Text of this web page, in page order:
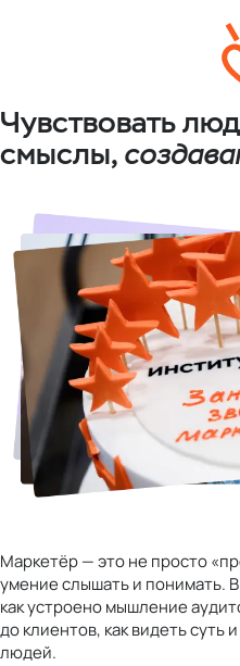
Чувствовать
смыслы,
Маркетёр — это не просто
умение слышать и понимать.
как устроено мышление
до клиентов, как видеть суть
людей.